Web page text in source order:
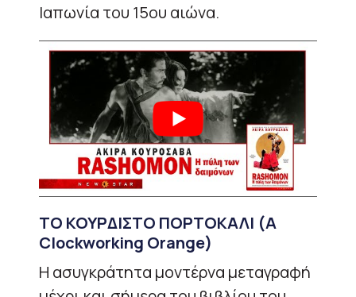
Ιαπωνία του 15ου αιώνα.
ΤΟ ΚΟΥΡΔΙΣΤΟ ΠΟΡΤΟΚΑΛΙ (A
Clockworking Orange)
Η ασυγκράτητα μοντέρνα μεταγραφή